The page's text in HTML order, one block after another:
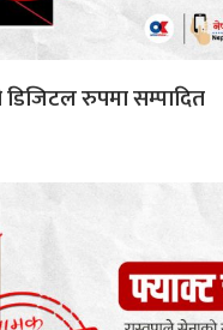
डिजिटल रुपमा सम्पादित